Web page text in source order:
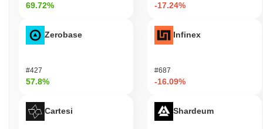
69.72%
Zerobase
#427
57.8%
Cartesi
-17.24%
Infinex
#687
-16.09%
Shardeum